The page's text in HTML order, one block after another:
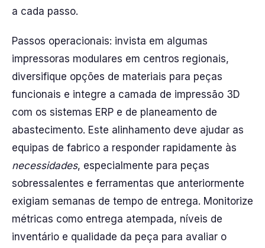
a cada passo.
Passos operacionais: invista em algumas
impressoras modulares em centros regionais,
diversifique opções de materiais para peças
funcionais e integre a camada de impressão 3D
com os sistemas ERP e de planeamento de
abastecimento. Este alinhamento deve ajudar as
equipas de fabrico a responder rapidamente às
necessidades, especialmente para peças
sobressalentes e ferramentas que anteriormente
exigiam semanas de tempo de entrega. Monitorize
métricas como entrega atempada, níveis de
inventário e qualidade da peça para avaliar o